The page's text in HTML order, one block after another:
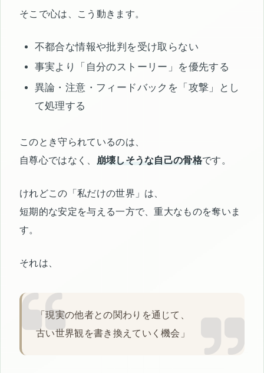
そこで心は、こう動きます。
不都合な情報や批判を受け取らない
事実より「自分のストーリー」を優先する
異論・注意・フィードバックを「攻撃」とし
て処理する
このとき守られているのは、
自尊心ではなく、
崩壊しそうな自己の骨格です。
けれどこの「私だけの世界」は、
短期的な安定を与える一方で、重大なものを奪いま
す。
それは、
「現実の他者との関わりを通じて、
古い世界観を書き換えていく機会」